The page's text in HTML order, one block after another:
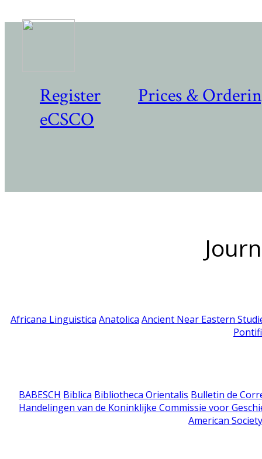
Register
Prices &
eCSCO
Africana Linguistica Anatolica Ancient Near Eastern
BABESCH Biblica Bibliotheca Orientalis Bulletin de
Handelingen van de Koninklijke Commissie voor
American